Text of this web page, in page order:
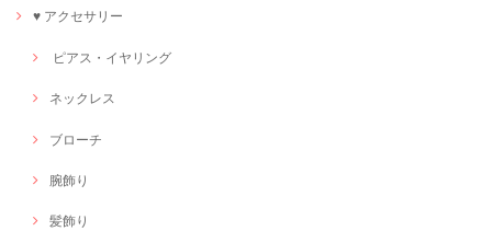
♥ アクセサリー
ピアス・イヤリング
ネックレス
ブローチ
腕飾り
髪飾り